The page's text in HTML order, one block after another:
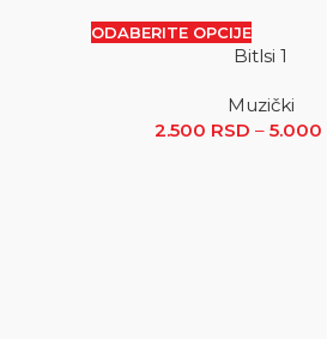
ODABERITE OPCIJE
Bitlsi 1
Muzički
2.500 RSD – 5.000